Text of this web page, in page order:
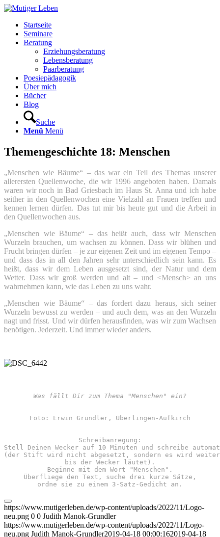
Startseite
Seminare
Beratung
Erziehungsberatung
Lebensberatung
Paarberatung
Poesiepädagogik
Über mich
Bücher
Blog
Suche
Menü Menü
Themengeschichte 18: Menschen
„Menschen wie Bäume“ – das war ein Teil des Themas unserer
allerersten Quellenwoche, die wir 1996 angeboten haben. Damals
waren wir noch in Bad Griesbach im Haus St. Anna und ich habe
seither in den Quellenwochen eine Vielzahl an Frauen treffen und
kennen lernen dürfen. Das tut mir bis heute gut und die Arbeit in
den Quellenwochen aus.
„Menschen wie Bäume“ – das heißt auch, dass wir Menschen
Wurzeln brauchen, um wachsen zu können. Dass wir blühen und
Frucht bringen dürfen – je zur eigenen Zeit und im eigenen Tempo –
und dass das in all den Jahren sehr unterschiedlich sein kann. Es
heißt, dass wir dem Leben ausgesetzt sind, der Natur und dem
Wetter. Dass wir groß werden und alt – und <Mensch> an uns
wahrnehmen kann, wie das Leben zu uns wahr.
„Menschen wie Bäume“ – das fordert dazu heraus, sich seiner
Wurzeln bewusst zu werden – und auch dem, was an den Wurzeln
nagt und frisst. Und wir dürfen herausfinden, was wir zum Wachsen
benötigen. Jederzeit. Und immer wieder anders.
Was fällt Dir zum Thema "Menschen" ein?
Foto: Erwin Grundler, Überlingen-Aufkirch
Schreibanregung:
Stell Deinen Wecker auf 10 Minuten und schreibe
(der Stift wird nicht abgesetzt, sondern es wird
bis der Wecker läutet).
Beginne mit dem Wort "Menschen".
Überfliege den Text, suche drei kurze Sätze,
ordne sie zu einem 3-Satz-Gedicht an.
https://www.mutigerleben.de/wp-content/uploads/2022/11/Logo-
neu.png 0 0 Judith Manok-Grundler
https://www.mutigerleben.de/wp-content/uploads/2022/11/Logo-
neu.png Judith Manok-Grundler2019-04-18 00:00:162019-04-18